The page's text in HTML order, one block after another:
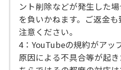
ント削除などが発生した
を負いかねます。ご返金
注意ください。
4：YouTubeの規約がアッ
原因による不具合等が起